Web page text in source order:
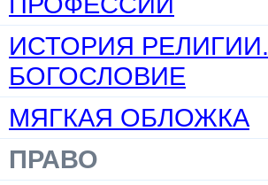
ИСТОРИЯ РЕЛИГИИ.
БОГОСЛОВИЕ
МЯГКАЯ ОБЛОЖКА
ПРАВО